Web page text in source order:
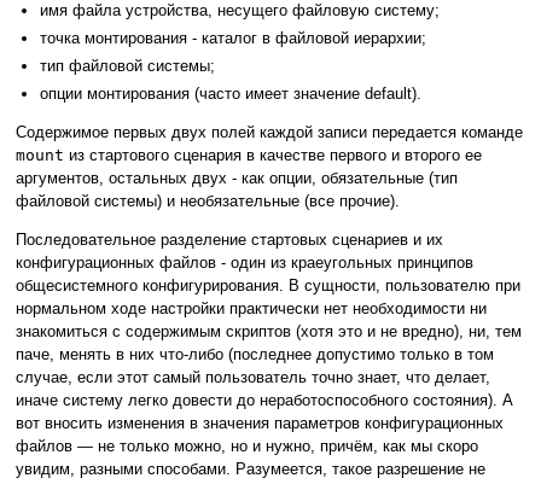
имя файла устройства, несущего файловую систему;
точка монтирования - каталог в файловой иерархии;
тип файловой системы;
опции монтирования (часто имеет значение default).
Содержимое первых двух полей каждой записи передается команде
mount из стартового сценария в качестве первого и второго ее
аргументов, остальных двух - как опции, обязательные (тип
файловой системы) и необязательные (все прочие).
Последовательное разделение стартовых сценариев и их
конфигурационных файлов - один из краеугольных принципов
общесистемного конфигурирования. В сущности, пользователю при
нормальном ходе настройки практически нет необходимости ни
знакомиться с содержимым скриптов (хотя это и не вредно), ни, тем
паче, менять в них что-либо (последнее допустимо только в том
случае, если этот самый пользователь точно знает, что делает,
иначе систему легко довести до неработоспособного состояния). А
вот вносить изменения в значения параметров конфигурационных
файлов — не только можно, но и нужно, причём, как мы скоро
увидим, разными способами. Разумеется, такое разрешение не